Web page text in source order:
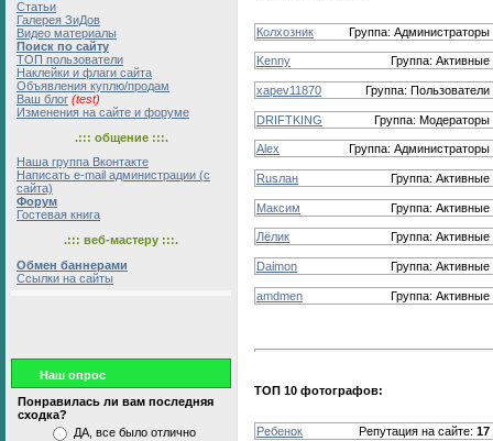
Статьи
Галерея ЗиДов
Видео материалы
Поиск по сайту
ТОП пользователи
Наклейки и флаги сайта
Объявления куплю/продам
Ваш блог (test)
Изменения на сайте и форуме
.::: общение :::.
Наша группа Вконтакте
Написать e-mail администрации (с
сайта)
Форум
Гостевая книга
.::: веб-мастеру :::.
Обмен баннерами
Ссылки на сайты
Наш опрос
Понравилась ли вам последняя
сходка?
ДА, все было отлично
Колхозник Группа: Администраторы
Kenny Группа: Активные
xapev11870 Группа: Пользователи
DRIFTKING Группа: Модераторы
Alex Группа: Администраторы
Rusлан Группа: Активные
Максим Группа: Активные
Лёлик Группа: Активные
Daimon Группа: Активные
amdmen Группа: Активные
ТОП 10 фотографов:
Ребенок Репутация на сайте: 17